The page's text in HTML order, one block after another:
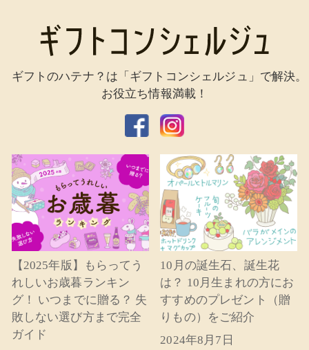
ギフトのハテナ？は「ギフトコンシェルジュ」で解決。
お役立ち情報満載！
【2025年版】もらってう
れしいお歳暮ランキン
グ！ いつまでに贈る？ 失
敗しない選び方まで完全
ガイド
10月の誕生石、誕生花
は？ 10月生まれの方にお
すすめのプレゼント（贈
りもの）をご紹介
2024年8月7日